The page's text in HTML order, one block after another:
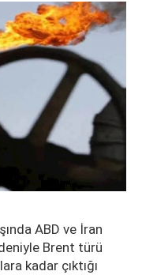
ABD ve İran
Brent türü
kadar çıktığı